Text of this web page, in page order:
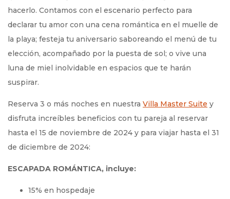
hacerlo. Contamos con el escenario perfecto para
declarar tu amor con una cena romántica en el muelle de
la playa; festeja tu aniversario saboreando el menú de tu
elección, acompañado por la puesta de sol; o vive una
luna de miel inolvidable en espacios que te harán
suspirar.
Reserva 3 o más noches en nuestra Villa Master Suite y
disfruta increíbles beneficios con tu pareja al reservar
hasta el 15 de noviembre de 2024 y para viajar hasta el 31
de diciembre de 2024:
ESCAPADA ROMÁNTICA, incluye:
15% en hospedaje